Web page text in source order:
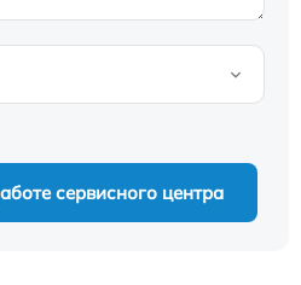
сервисного центра